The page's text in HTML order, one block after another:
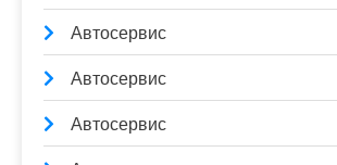
Автосервис
Автосервис
Автосервис